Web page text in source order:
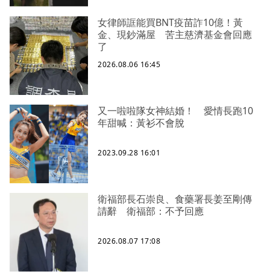
女律師誆能買BNT疫苗詐10億！黃
金、現鈔滿屋 苦主慈濟基金會回應
了
2026.08.06 16:45
又一啦啦隊女神結婚！ 愛情長跑10
年甜喊：黃衫不會脫
2023.09.28 16:01
衛福部長石崇良、食藥署長姜至剛傳
請辭 衛福部：不予回應
2026.08.07 17:08